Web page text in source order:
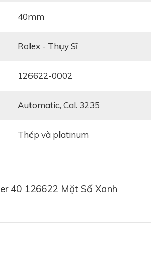
40mm
Rolex - Thụy Sĩ
126622-0002
automatic, Cal. 3235
thép và platinum
40 126622 Mặt Số Xanh